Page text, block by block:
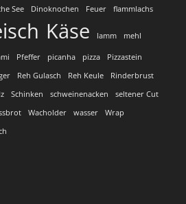
See Dinoknochen Feuer flammlachs
Käse lamm mehl
Pfeffer picanha pizza
Pizzastein
Reh Gulasch Reh Keule
Rinderbrust
Schinken schweinenacken
seltener Cut
Wacholder wasser
Wrap